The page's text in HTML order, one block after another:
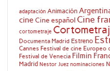
adaptación Animación
cine Cine español Cine
cortometraje
Documenta Madrid Estreno
Cannes Festival de cine Europeo
Festival de Venecia Filmin
Madrid Nestor Juez nominaciones